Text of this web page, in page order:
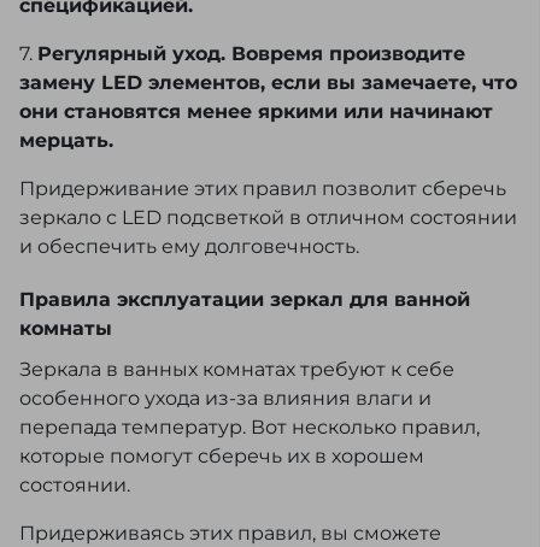
спецификацией.
7. Регулярный уход. Вовремя производите
замену LED элементов, если вы замечаете, что
они становятся менее яркими или начинают
мерцать.
Придерживание этих правил позволит сберечь
зеркало с LED подсветкой в отличном состоянии
и обеспечить ему долговечность.
Правила эксплуатации зеркал для ванной
комнаты
Зеркала в ванных комнатах требуют к себе
особенного ухода из-за влияния влаги и
перепада температур. Вот несколько правил,
которые помогут сберечь их в хорошем
состоянии.
Придерживаясь этих правил, вы сможете